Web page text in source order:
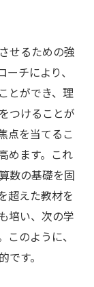
せるための強
チにより、
とができ、理
つけることが
点を当てるこ
めます。これ
数の基礎を固
超えた教材を
培い、次の学
のように、
す。